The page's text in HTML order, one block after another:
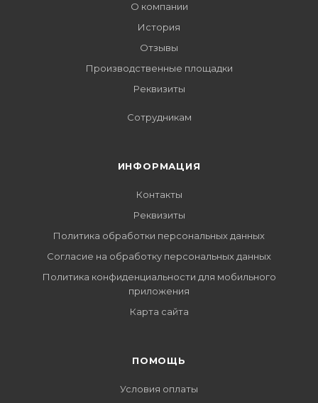
О компании
История
Отзывы
Производственные площадки
Реквизиты
Сотрудникам
ИНФОРМАЦИЯ
Контакты
Реквизиты
Политика обработки персональных данных
Согласие на обработку персональных данных
Политика конфиденциальности для мобильного
приложения
Карта сайта
ПОМОЩЬ
Условия оплаты